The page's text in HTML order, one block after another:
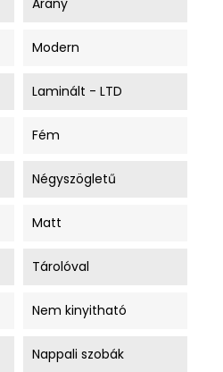
Arany
Modern
Laminált - LTD
Fém
Négyszögletű
Matt
Tárolóval
Nem kinyitható
Nappali szobák